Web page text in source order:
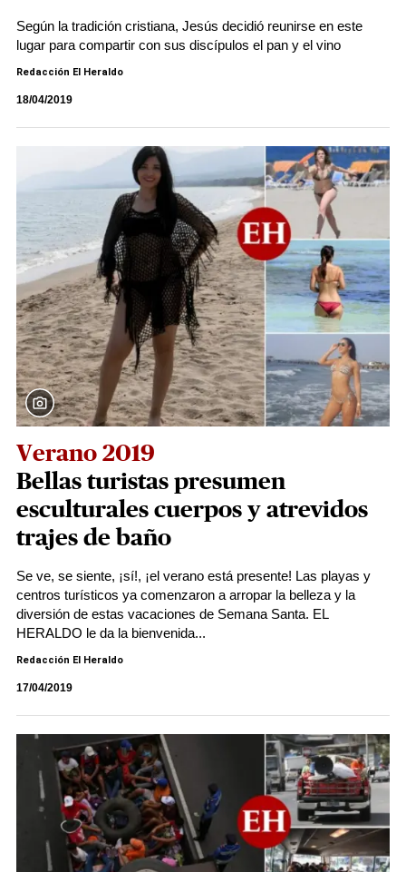
Según la tradición cristiana, Jesús decidió reunirse en este
lugar para compartir con sus discípulos el pan y el vino
Redacción El Heraldo
18/04/2019
Verano 2019
Bellas turistas presumen
esculturales cuerpos y atrevidos
trajes de baño
Se ve, se siente, ¡sí!, ¡el verano está presente! Las playas y
centros turísticos ya comenzaron a arropar la belleza y la
diversión de estas vacaciones de Semana Santa. EL
HERALDO le da la bienvenida...
Redacción El Heraldo
17/04/2019